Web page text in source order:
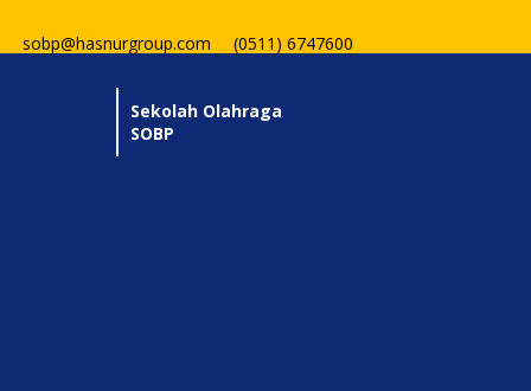
sobp@hasnurgroup.com (0511) 6747600
Sekolah Olahraga
SOBP